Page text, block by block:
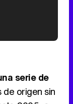
serie de
de origen sin